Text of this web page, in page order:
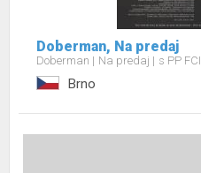
Doberman, Na predaj
Doberman Na predaj s PP FCI
Brno